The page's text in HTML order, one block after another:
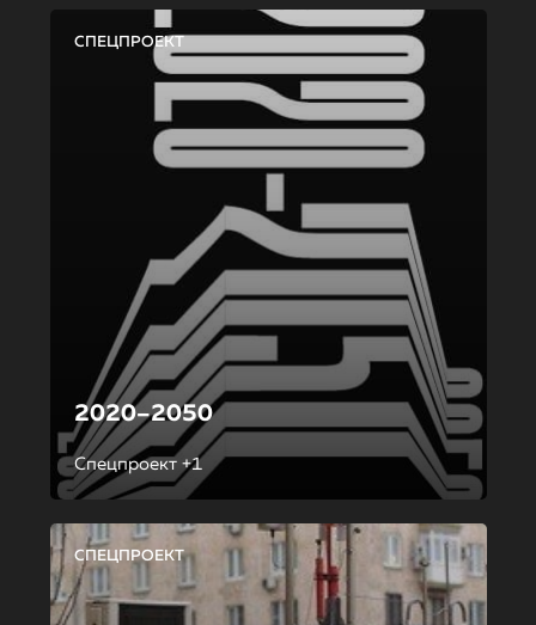
СПЕЦПРОЕКТ
2020–2050
Спецпроект +1
СПЕЦПРОЕКТ